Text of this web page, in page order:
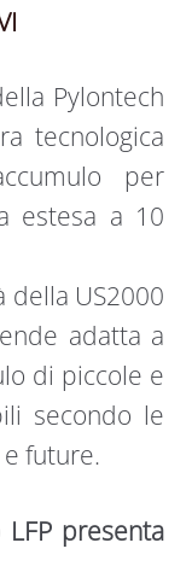
Pylontech
tecnologica
per
estesa a 10
della US2000
adatta a
di piccole e
secondo le
future.
presenta